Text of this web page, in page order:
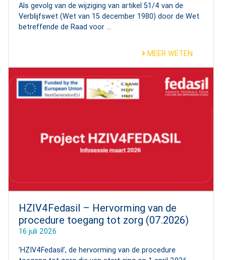
Als gevolg van de wijziging van artikel 51/4 van de
Verblijfswet (Wet van 15 december 1980) door de Wet
betreffende de Raad voor ...
MEER WETEN
HZIV4Fedasil – Hervorming van de
procedure toegang tot zorg (07.2026)
16 juli 2026
’HZIV4Fedasil’, de hervorming van de procedure